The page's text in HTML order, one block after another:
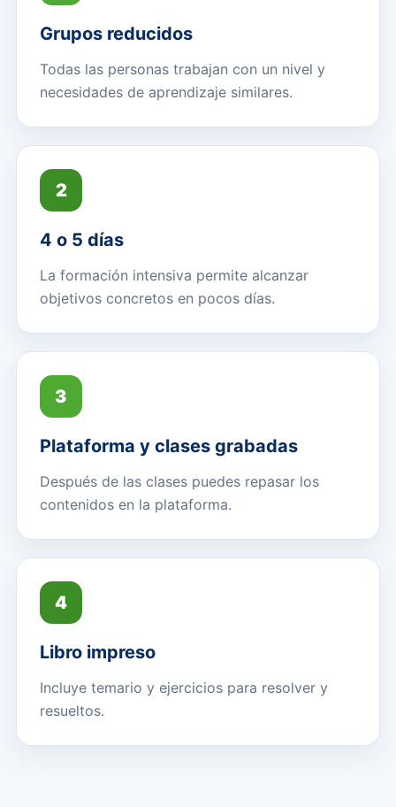
Grupos reducidos
Todas las personas trabajan con un nivel y
necesidades de aprendizaje similares.
2
4 o 5 días
La formación intensiva permite alcanzar
objetivos concretos en pocos días.
3
Plataforma y clases grabadas
Después de las clases puedes repasar los
contenidos en la plataforma.
4
Libro impreso
Incluye temario y ejercicios para resolver y
resueltos.